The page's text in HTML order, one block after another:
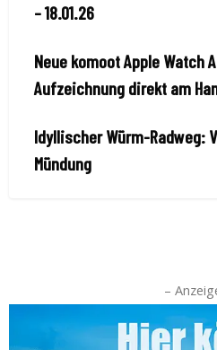
– 18.01.26
Neue komoot Apple Watch
Aufzeichnung direkt am
Idyllischer Würm-Radweg:
Mündung
–